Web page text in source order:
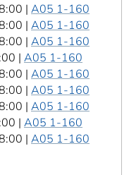
| A05 1-160
| A05 1-160
| A05 1-160
| A05 1-160
| A05 1-160
| A05 1-160
| A05 1-160
| A05 1-160
| A05 1-160